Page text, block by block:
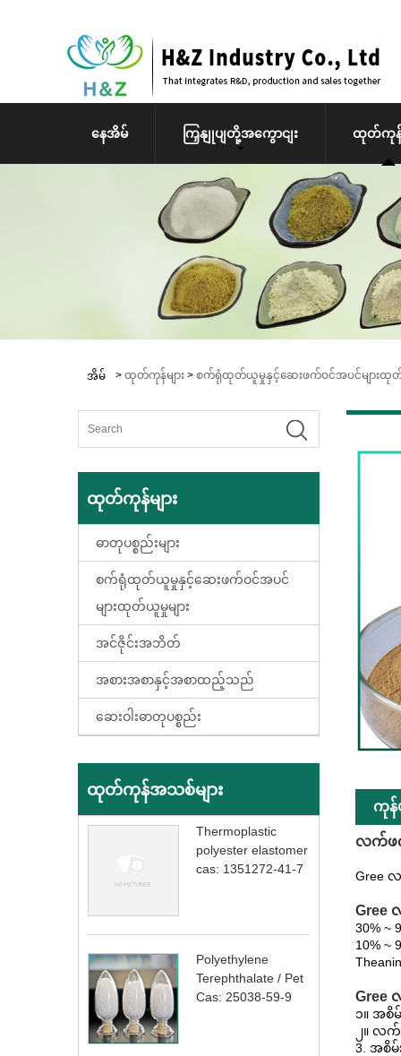
နေအိမ် ကြှနျုပျတို့အကွောငျး ထုတ်ကုန်မ
အိမ် > ထုတ်ကုန်များ > စက်ရုံထုတ်ယူမှုနှင့်ဆေးဖက်ဝင်အပင်များထုတ်
ထုတ်ကုန်များ
ဓာတုပစ္စည်းများ
စက်ရုံထုတ်ယူမှုနှင့်ဆေးဖက်ဝင်အပင်
များထုတ်ယူမှုများ
အင်ဇိုင်းအဘိတ်
အစားအစာနှင့်အစာထည့်သည်
ဆေးဝါးဓာတုပစ္စည်း
ထုတ်ကုန်အသစ်များ
Thermoplastic
polyester elastomer
cas: 1351272-41-7
Polyethylene
Terephthalate / Pet
Cas: 25038-59-9
ကုန်
လက်ဖ
Gree
Gree
30% ~
10% ~
Gree
၁။ အစိ
၂။ လ
3. အစိ